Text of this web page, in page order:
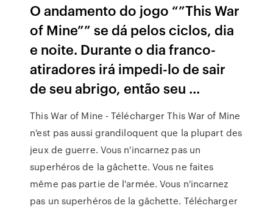
O andamento do jogo “”This War
of Mine”” se dá pelos ciclos, dia
e noite. Durante o dia franco-
atiradores irá impedi-lo de sair
de seu abrigo, então seu ...
This War of Mine - Télécharger This War of Mine
n'est pas aussi grandiloquent que la plupart des
jeux de guerre. Vous n'incarnez pas un
superhéros de la gâchette. Vous ne faites
même pas partie de l'armée. Vous n'incarnez
pas un superhéros de la gâchette. Télécharger